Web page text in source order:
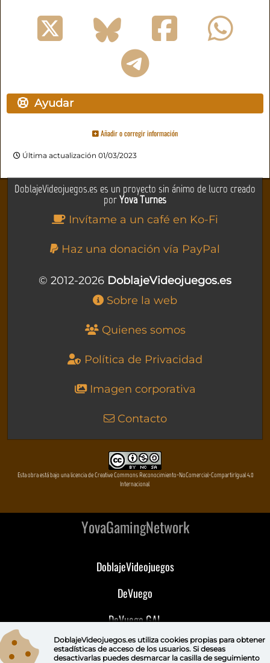
Ayudar
Añadir o corregir información
Última actualización 01/03/2023
DoblajeVideojuegos.es es un proyecto sin ánimo de lucro creado
porYova Turnes
Invítame a un café en Ko-Fi
Haz una donación vía PayPal
© 2012-2026 DoblajeVideojuegos.es
Sobre la web
Quienes somos
Política de Privacidad
Imagen corporativa
Contacto
Esta obra está bajo una licencia de Creative Commons Reconocimiento-NoComercial-CompartirIgual 4.0
Internacional
YovaGamingNetwork
DoblajeVideojuegos
DeVuego
DeVuego GAL
DeVuego LATAM
DoblajeVideojuegos.es utiliza cookies propiaspara obtener
estadísticas de acceso de los usuarios. Si deseas
desactivarlas puedes desmarcar la casilla de seguimiento